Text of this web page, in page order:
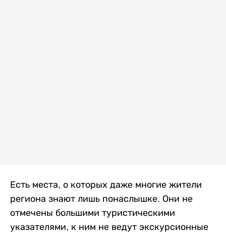
Есть места, о которых даже многие жители
региона знают лишь понаслышке. Они не
отмечены большими туристическими
указателями, к ним не ведут экскурсионные